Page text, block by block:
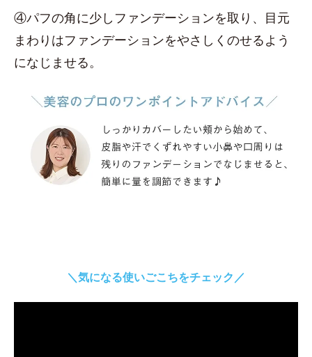
④パフの角に少しファンデーションを取り、目元
まわりはファンデーションをやさしくのせるよう
になじませる。
＼気になる使いごこちをチェック／